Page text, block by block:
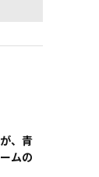
、青
ムの